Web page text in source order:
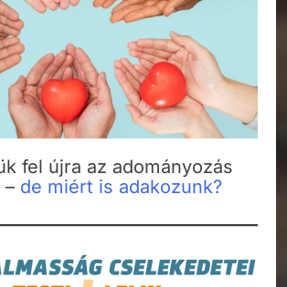
fel újra az adományozás
– de miért is adakozunk?